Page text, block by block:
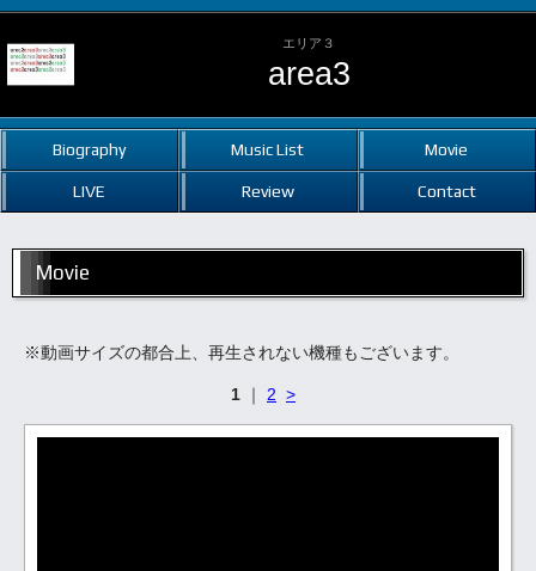
エリア３
area3
Biography Music List Movie
LIVE Review Contact
Movie
※動画サイズの都合上、再生されない機種もございます。
1 ｜ 2 >